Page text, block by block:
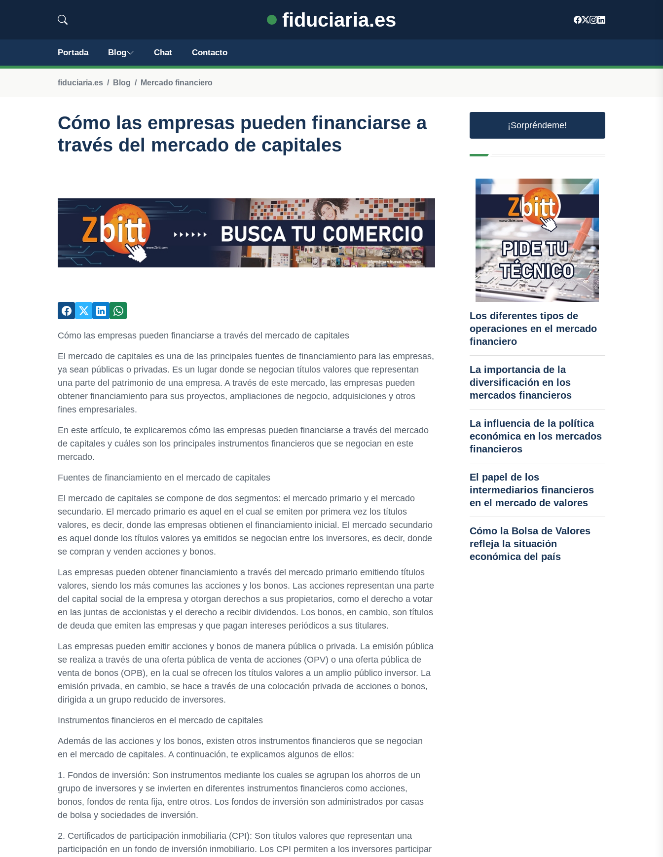
fiduciaria.es
Portada Blog Chat Contacto
fiduciaria.es Blog Mercado financiero
Cómo las empresas pueden financiarse a
través del mercado de capitales
Cómo las empresas pueden financiarse a través del mercado de capitales
El mercado de capitales es una de las principales fuentes de financiamiento para las empresas,
ya sean públicas o privadas. Es un lugar donde se negocian títulos valores que representan
una parte del patrimonio de una empresa. A través de este mercado, las empresas pueden
obtener financiamiento para sus proyectos, ampliaciones de negocio, adquisiciones y otros
fines empresariales.
En este artículo, te explicaremos cómo las empresas pueden financiarse a través del mercado
de capitales y cuáles son los principales instrumentos financieros que se negocian en este
mercado.
Fuentes de financiamiento en el mercado de capitales
El mercado de capitales se compone de dos segmentos: el mercado primario y el mercado
secundario. El mercado primario es aquel en el cual se emiten por primera vez los títulos
valores, es decir, donde las empresas obtienen el financiamiento inicial. El mercado secundario
es aquel donde los títulos valores ya emitidos se negocian entre los inversores, es decir, donde
se compran y venden acciones y bonos.
Las empresas pueden obtener financiamiento a través del mercado primario emitiendo títulos
valores, siendo los más comunes las acciones y los bonos. Las acciones representan una parte
del capital social de la empresa y otorgan derechos a sus propietarios, como el derecho a votar
en las juntas de accionistas y el derecho a recibir dividendos. Los bonos, en cambio, son títulos
de deuda que emiten las empresas y que pagan intereses periódicos a sus titulares.
Las empresas pueden emitir acciones y bonos de manera pública o privada. La emisión pública
se realiza a través de una oferta pública de venta de acciones (OPV) o una oferta pública de
venta de bonos (OPB), en la cual se ofrecen los títulos valores a un amplio público inversor. La
emisión privada, en cambio, se hace a través de una colocación privada de acciones o bonos,
dirigida a un grupo reducido de inversores.
Instrumentos financieros en el mercado de capitales
Además de las acciones y los bonos, existen otros instrumentos financieros que se negocian
en el mercado de capitales. A continuación, te explicamos algunos de ellos:
1. Fondos de inversión: Son instrumentos mediante los cuales se agrupan los ahorros de un
grupo de inversores y se invierten en diferentes instrumentos financieros como acciones,
bonos, fondos de renta fija, entre otros. Los fondos de inversión son administrados por casas
de bolsa y sociedades de inversión.
2. Certificados de participación inmobiliaria (CPI): Son títulos valores que representan una
participación en un fondo de inversión inmobiliario. Los CPI permiten a los inversores participar
¡Sorpréndeme!
Los diferentes tipos de
operaciones en el mercado
financiero
La importancia de la
diversificación en los
mercados financieros
La influencia de la política
económica en los mercados
financieros
El papel de los
intermediarios financieros
en el mercado de valores
Cómo la Bolsa de Valores
refleja la situación
económica del país